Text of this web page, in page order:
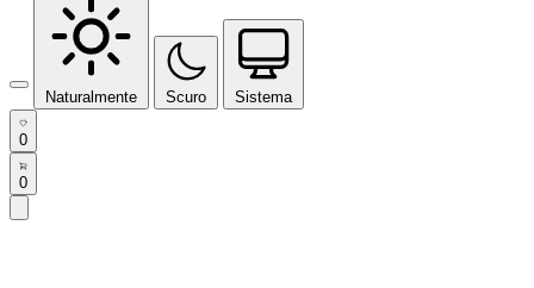
Naturalmente Scuro Sistema
0
0